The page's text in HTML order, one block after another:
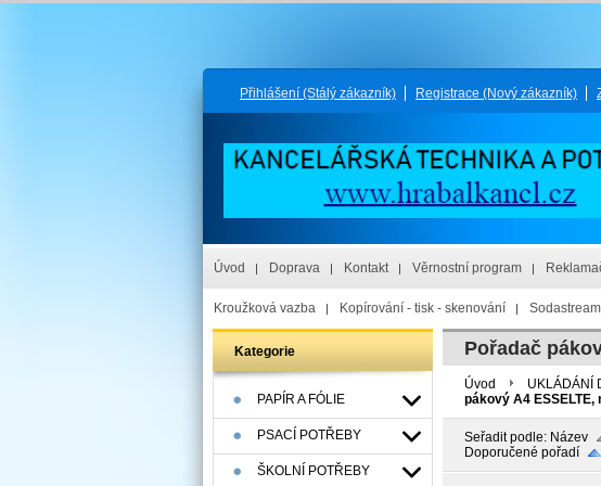
Přihlášení (Stálý zákazník) Registrace (Nový zákazník)
Úvod Doprava Kontakt Věrnostní program
Kroužková vazba Kopírování - tisk - skenování Sodastream
Kategorie
PAPÍR A FÓLIE
PSACÍ POTŘEBY
ŠKOLNÍ POTŘEBY
Pořadač
Úvod UKLÁDÁNÍ
pákový A4 ESSELTE,
Seřadit podle: Název
Doporučené pořadí